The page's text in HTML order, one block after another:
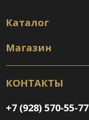
Каталог
Магазин
КОНТАКТЫ
+7 (928) 570-55-77